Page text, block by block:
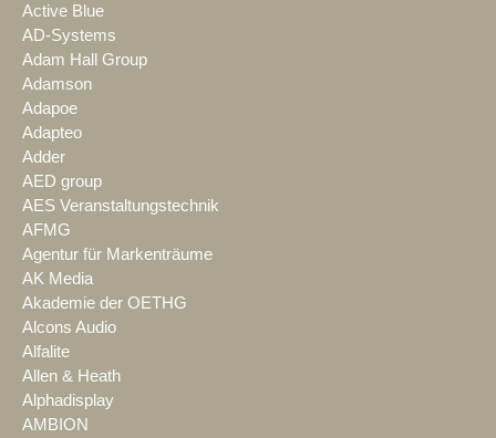
Active Blue
AD-Systems
Adam Hall Group
Adamson
Adapoe
Adapteo
Adder
AED group
AES Veranstaltungstechnik
AFMG
Agentur für Markenträume
AK Media
Akademie der OETHG
Alcons Audio
Alfalite
Allen & Heath
Alphadisplay
AMBION